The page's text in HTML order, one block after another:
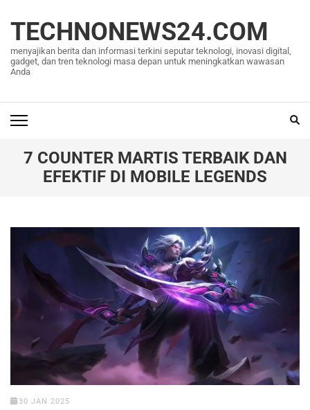
konten
(Tekan
Enter)
TECHNONEWS24.COM
menyajikan berita dan informasi terkini seputar teknologi, inovasi digital,
gadget, dan tren teknologi masa depan untuk meningkatkan wawasan
Anda
7 COUNTER MARTIS TERBAIK DAN
EFEKTIF DI MOBILE LEGENDS
30 JAN 2025